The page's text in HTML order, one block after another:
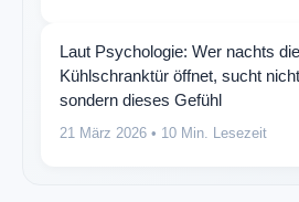
Laut Psychologie: Wer nachts die
Kühlschranktür öffnet, sucht
sondern dieses Gefühl
21 März 2026 • 10 Min. Lesezeit